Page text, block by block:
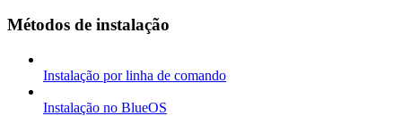
Métodos de instalação
Instalação por linha de comando
Instalação no BlueOS